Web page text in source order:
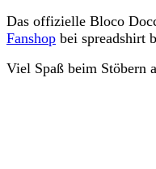
Das offizielle Bloco
Fanshop bei spreadshirt
Viel Spaß beim Stöbern